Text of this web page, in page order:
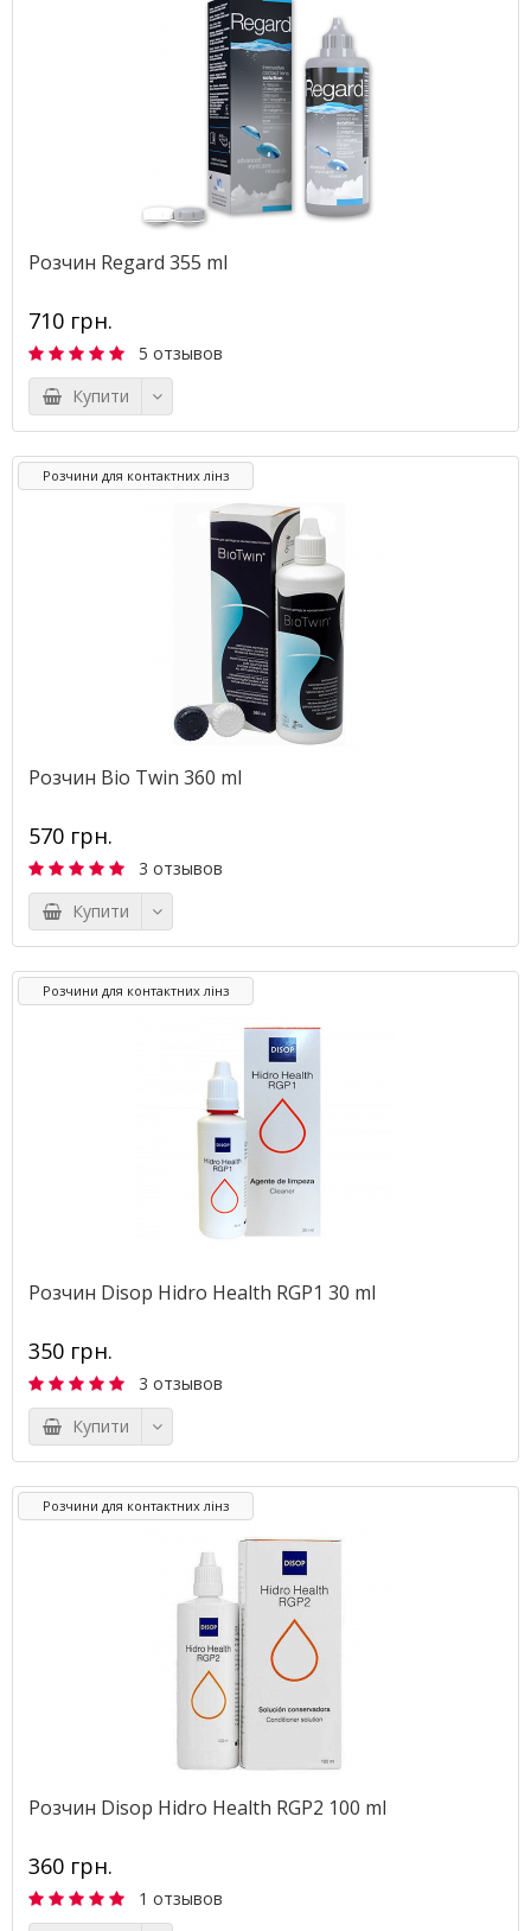
Розчин Regard 355 ml
710 грн.
5 отзывов
Купити
Розчини для контактних лінз
Розчин Bio Twin 360 ml
570 грн.
3 отзывов
Купити
Розчини для контактних лінз
Розчин Disop Hidro Health RGP1 30 ml
350 грн.
3 отзывов
Купити
Розчини для контактних лінз
Розчин Disop Hidro Health RGP2 100 ml
360 грн.
1 отзывов